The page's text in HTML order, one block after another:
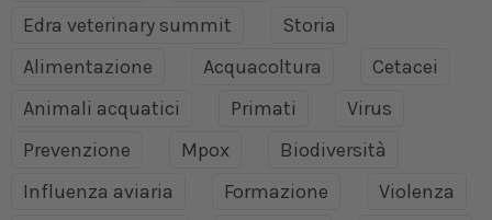
Edra veterinary summit
Storia
Alimentazione
Acquacoltura
Cetacei
Animali acquatici
Primati
Virus
Prevenzione
Mpox
Biodiversità
Influenza aviaria
Formazione
Violenza